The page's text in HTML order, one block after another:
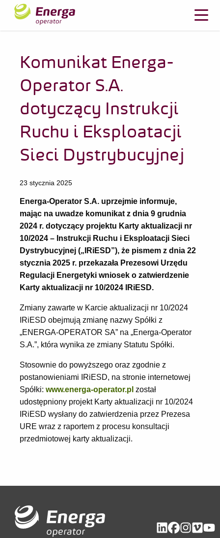
Komunikat Energa-
Operator S.A.
dotyczący Instrukcji
Ruchu i Eksploatacji
Sieci Dystrybucyjnej
23 stycznia 2025
Energa-Operator S.A. uprzejmie informuje,
mając na uwadze komunikat z dnia 9 grudnia
2024 r. dotyczący projektu Karty aktualizacji nr
10/2024 – Instrukcji Ruchu i Eksploatacji Sieci
Dystrybucyjnej („IRiESD”), że pismem z dnia 22
stycznia 2025 r. przekazała Prezesowi Urzędu
Regulacji Energetyki wniosek o zatwierdzenie
Karty aktualizacji nr 10/2024 IRiESD.
Zmiany zawarte w Karcie aktualizacji nr 10/2024
IRiESD obejmują zmianę nazwy Spółki z
„ENERGA-OPERATOR SA” na „Energa-Operator
S.A.”, która wynika ze zmiany Statutu Spółki.
Stosownie do powyższego oraz zgodnie z
postanowieniami IRiESD, na stronie internetowej
Spółki: www.energa-operator.pl został
udostępniony projekt Karty aktualizacji nr 10/2024
IRiESD wysłany do zatwierdzenia przez Prezesa
URE wraz z raportem z procesu konsultacji
przedmiotowej karty aktualizacji.